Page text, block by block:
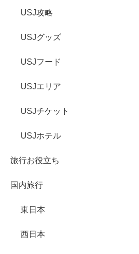
USJ攻略
USJグッズ
USJフード
USJエリア
USJチケット
USJホテル
旅行お役立ち
国内旅行
東日本
西日本